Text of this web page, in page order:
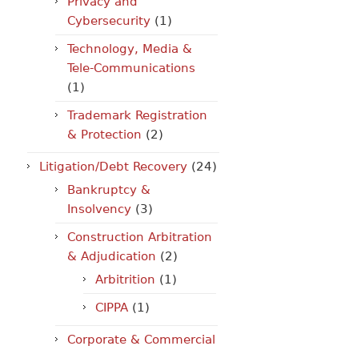
Cybersecurity (1)
Technology, Media &
Tele-Communications
(1)
Trademark Registration
& Protection (2)
Litigation/Debt Recovery (24)
Bankruptcy &
Insolvency (3)
Construction Arbitration
& Adjudication (2)
Arbitrition (1)
CIPPA (1)
Corporate & Commercial